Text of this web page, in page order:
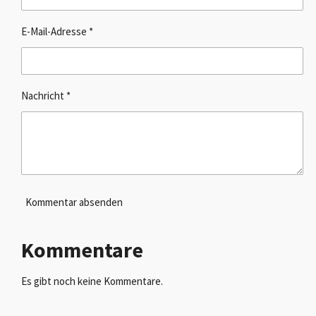
E-Mail-Adresse *
Nachricht *
Kommentar absenden
Kommentare
Es gibt noch keine Kommentare.